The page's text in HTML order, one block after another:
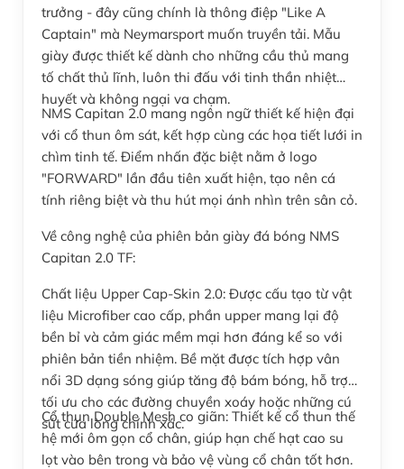
trưởng - đây cũng chính là thông điệp "Like A
Captain" mà Neymarsport muốn truyền tải. Mẫu
giày được thiết kế dành cho những cầu thủ mang
tố chất thủ lĩnh, luôn thi đấu với tinh thần nhiệt
huyết và không ngại va chạm.
NMS Capitan 2.0 mang ngôn ngữ thiết kế hiện đại
với cổ thun ôm sát, kết hợp cùng các họa tiết lưới in
chìm tinh tế. Điểm nhấn đặc biệt nằm ở logo
"FORWARD" lần đầu tiên xuất hiện, tạo nên cá
tính riêng biệt và thu hút mọi ánh nhìn trên sân cỏ.
Về công nghệ của phiên bản giày đá bóng NMS
Capitan 2.0 TF:
Chất liệu Upper Cap-Skin 2.0: Được cấu tạo từ vật
liệu Microfiber cao cấp, phần upper mang lại độ
bền bỉ và cảm giác mềm mại hơn đáng kể so với
phiên bản tiền nhiệm. Bề mặt được tích hợp vân
nổi 3D dạng sóng giúp tăng độ bám bóng, hỗ trợ
tối ưu cho các đường chuyền xoáy hoặc những cú
sút cứa lòng chính xác.
Cổ thun Double Mesh co giãn: Thiết kế cổ thun thế
hệ mới ôm gọn cổ chân, giúp hạn chế hạt cao su
lọt vào bên trong và bảo vệ vùng cổ chân tốt hơn.